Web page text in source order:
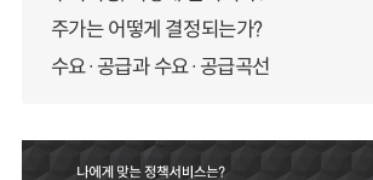
주가는 어떻게 결정되는가?
수요·공급과 수요·공급곡선